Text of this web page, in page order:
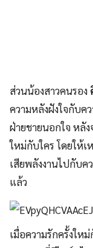
ส่วนน้องสาวคนรอง
ความหลังฝังใจกับค
ฝ่ายชายนอกใจ หลั
ใหม่กับใคร โดยให้
เสียพลังงานไปกับค
แล้ว
เมื่อความรักครั้งให